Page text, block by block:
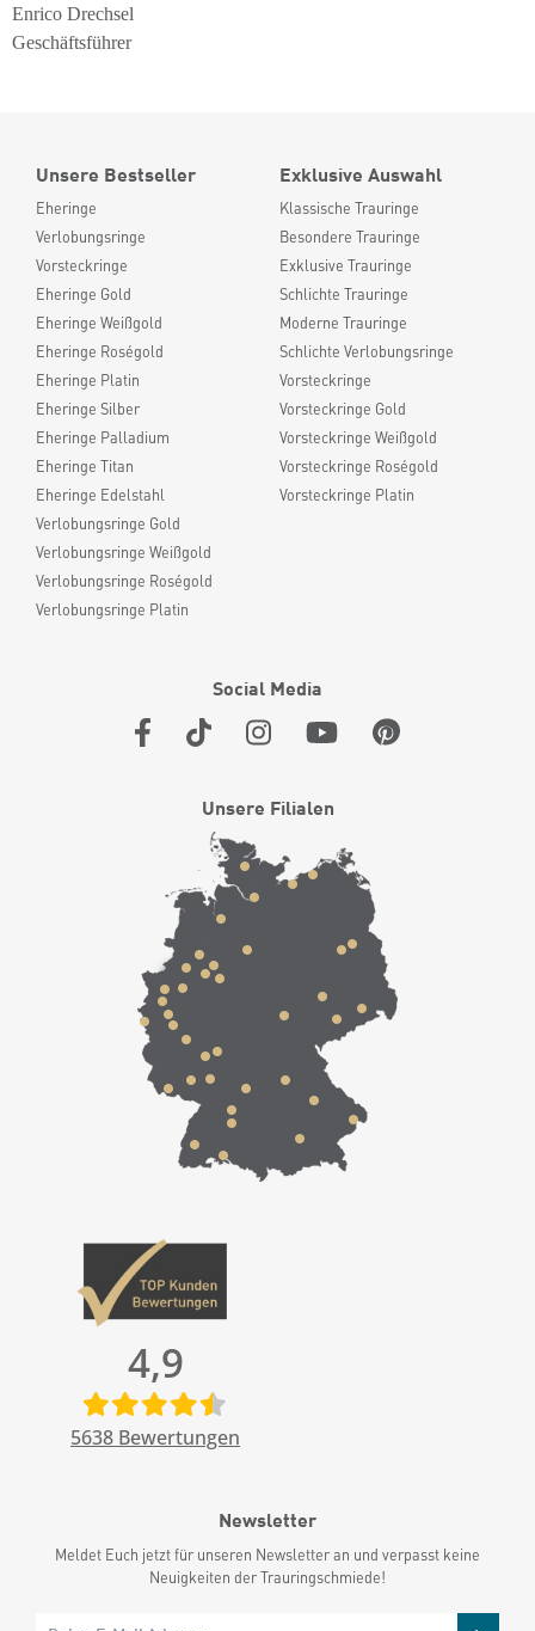
Enrico Drechsel
Geschäftsführer
Unsere Bestseller
Eheringe
Verlobungsringe
Vorsteckringe
Eheringe Gold
Eheringe Weißgold
Eheringe Roségold
Eheringe Platin
Eheringe Silber
Eheringe Palladium
Eheringe Titan
Eheringe Edelstahl
Verlobungsringe Gold
Verlobungsringe Weißgold
Verlobungsringe Roségold
Verlobungsringe Platin
Exklusive Auswahl
Klassische Trauringe
Besondere Trauringe
Exklusive Trauringe
Schlichte Trauringe
Moderne Trauringe
Schlichte Verlobungsringe
Vorsteckringe
Vorsteckringe Gold
Vorsteckringe Weißgold
Vorsteckringe Roségold
Vorsteckringe Platin
Social Media
Unsere Filialen
4,9
5638 Bewertungen
Newsletter
Meldet Euch jetzt für unseren Newsletter an und verpasst keine
Neuigkeiten der Trauringschmiede!